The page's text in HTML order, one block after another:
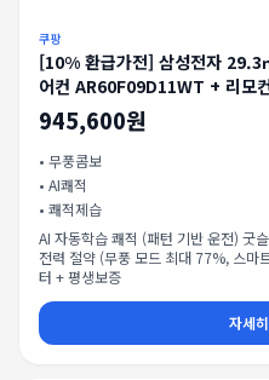
쿠팡
[10% 환급가전] 삼성전자 29.3
어컨 AR60F09D11WT + 리모
945,600원
• 무풍콤보
• AI쾌적
• 쾌적제습
AI 자동학습 쾌적 (패턴 기반 운전) 굿
전력 절약 (무풍 모드 최대 77%, 스마
터 + 평생보증
자세